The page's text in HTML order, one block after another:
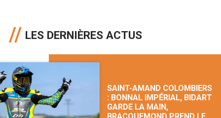
LES DERNIÈRES ACTUS
SAINT-AMAND COLOMBIERS
: BONNAL IMPÉRIAL, BIDART
GARDE LA MAIN,
BRACQUEMOND PREND LE